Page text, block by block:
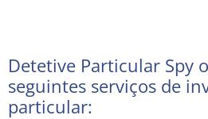
Detetive Particular Spy
seguintes serviços de
particular: